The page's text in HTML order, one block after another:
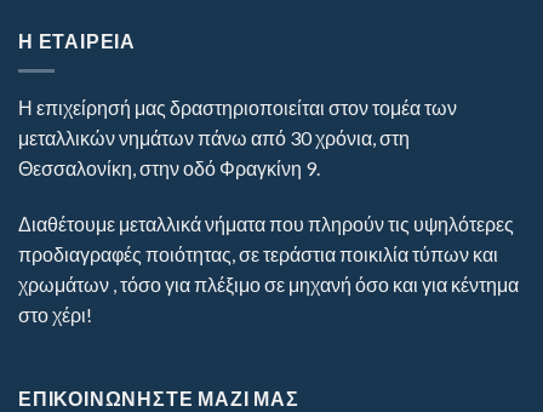
Η ΕΤΑΙΡΕΊΑ
Η επιχείρησή μας δραστηριοποιείται στον τομέα των
μεταλλικών νημάτων πάνω από 30 χρόνια, στη
Θεσσαλονίκη, στην οδό Φραγκίνη 9.
Διαθέτουμε μεταλλικά νήματα που πληρούν τις υψηλότερες
προδιαγραφές ποιότητας, σε τεράστια ποικιλία τύπων και
χρωμάτων , τόσο για πλέξιμο σε μηχανή όσο και για κέντημα
στο χέρι!
ΕΠΙΚΟΙΝΩΝΗΣΤΕ ΜΑΖΙ ΜΑΣ